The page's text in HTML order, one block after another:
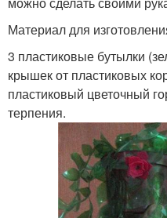
Материал для
3 пластиковые бутылки
крышек от пластиковых
пластиковый цветочный
терпения.